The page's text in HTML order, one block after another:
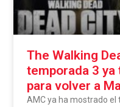
The Walking
temporada 3
para volver a
AMC ya ha mostrado el